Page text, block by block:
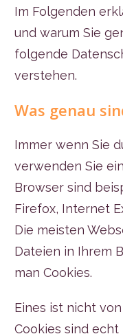
Im Folgenden
und warum Sie
folgende
verstehen.
Was genau
Immer wenn Sie
verwenden Sie
Browser sind
Firefox, Internet
Die meisten
Dateien in Ihrem
man Cookies.
Eines ist nicht
Cookies sind